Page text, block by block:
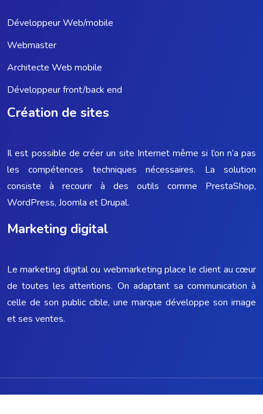
Développeur Web/mobile
Webmaster
Architecte Web mobile
Développeur front/back end
Création de sites
Il est possible de créer un site Internet même si l’on n’a pas
les compétences techniques nécessaires. La solution
consiste à recourir à des outils comme PrestaShop,
WordPress, Joomla et Drupal.
Marketing digital
Le marketing digital ou webmarketing place le client au cœur
de toutes les attentions. On adaptant sa communication à
celle de son public cible, une marque développe son image
et ses ventes.